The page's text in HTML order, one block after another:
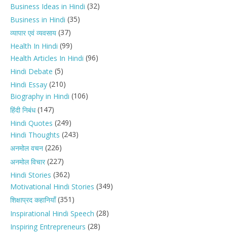
Business Ideas in Hindi (32)
Business in Hindi (35)
व्यापार एवं व्यवसाय (37)
Health In Hindi (99)
Health Articles In Hindi (96)
Hindi Debate (5)
Hindi Essay (210)
Biography in Hindi (106)
हिंदी निबंध(147)
Hindi Quotes (249)
Hindi Thoughts (243)
अनमोल वचन (226)
अनमोल विचार(227)
Hindi Stories (362)
Motivational Hindi Stories (349)
शिक्षाप्रद कहानियाँ(351)
Inspirational Hindi Speech (28)
Inspiring Entrepreneurs (28)